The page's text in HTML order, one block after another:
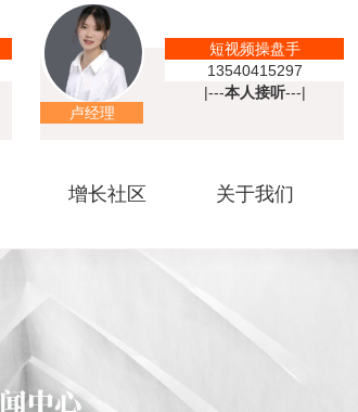
卢经理
短视频操盘手
13540415297
|---本人接听---|
增长社区 关于我们